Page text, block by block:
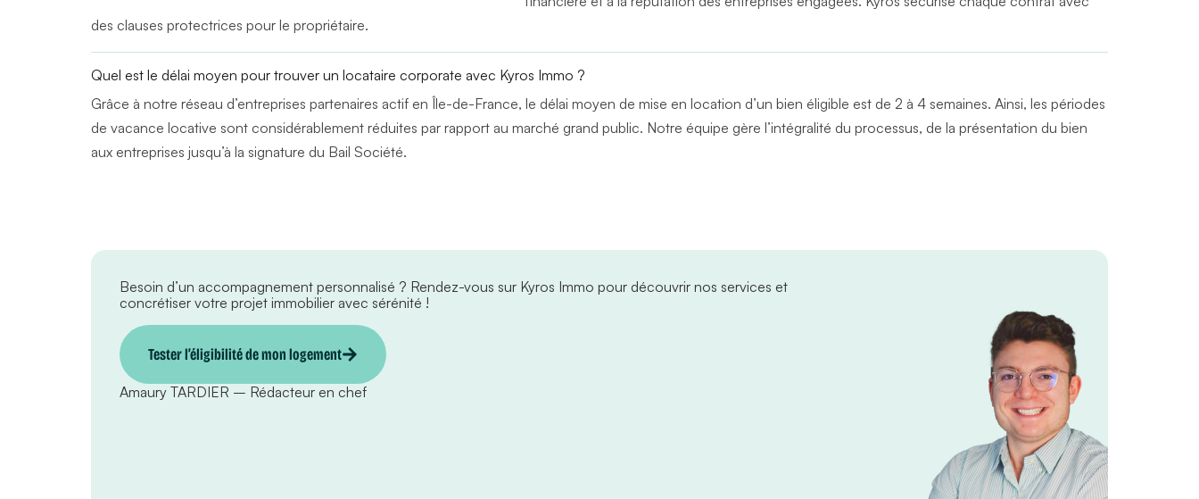
des clauses protectrices pour le propriétaire.
Quel est le délai moyen pour trouver un locataire corporate avec Kyros Immo ?
Grâce à notre réseau d’entreprises partenaires actif en Île-de-France, le délai moyen de mise en location d’un bien éligible est de 2 à 4 semaines. Ainsi, les périodes
de vacance locative sont considérablement réduites par rapport au marché grand public. Notre équipe gère l’intégralité du processus, de la présentation du bien
aux entreprises jusqu’à la signature du Bail Société.
Besoin d’un accompagnement personnalisé ? Rendez-vous sur Kyros Immo pour découvrir nos services et
concrétiser votre projet immobilier avec sérénité !
Tester l’éligibilité de mon logement
Amaury TARDIER – Rédacteur en chef